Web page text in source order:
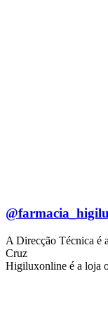
A Direcção Técnica é
Cruz
Higiluxonline é a loja